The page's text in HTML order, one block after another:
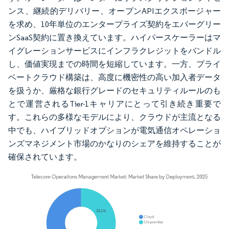
ンス、継続的デリバリー、オープンAPIエクスポージャー
を求め、10年単位のエンタープライズ契約をエバーグリー
ンSaaS契約に置き換えています。ハイパースケーラーはマ
イグレーションサービスにインフラクレジットをバンドル
し、価値実現までの時間を短縮しています。一方、プライ
ベートクラウド構築は、高度に機密性の高い加入者データ
を扱うか、厳格な銀行グレードのセキュリティルールのも
とで運営されるTier-1キャリアにとって引き続き重要で
す。これらの多様なモデルにより、クラウドが主流となる
中でも、ハイブリッドオプションが電気通信オペレーショ
ンズマネジメント市場のかなりのシェアを維持することが
確保されています。